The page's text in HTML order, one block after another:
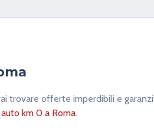
trovare offerte imperdibili e
auto km 0 a Roma.